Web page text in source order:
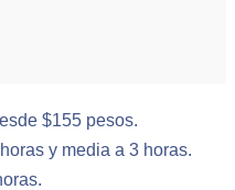
$155 pesos.
y media a 3 horas.